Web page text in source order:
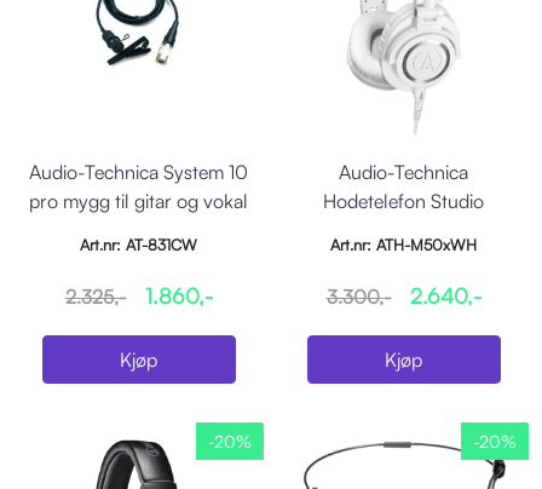
Audio-Technica System 10
pro mygg til gitar og vokal
Art.nr: AT-831CW
2.325,- 1.860,-
Kjøp
Audio-Technica
Hodetelefon Studio
Art.nr: ATH-M50xWH
3.300,- 2.640,-
Kjøp
-20% -20%